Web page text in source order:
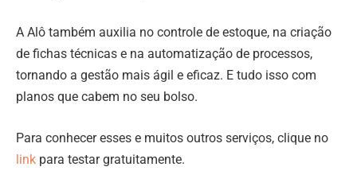
A Alô também auxilia no controle de estoque, na criação
de fichas técnicas e na automatização de processos,
tornando a gestão mais ágil e eficaz. E tudo isso com
planos que cabem no seu bolso.
Para conhecer esses e muitos outros serviços, clique no
link para testar gratuitamente.